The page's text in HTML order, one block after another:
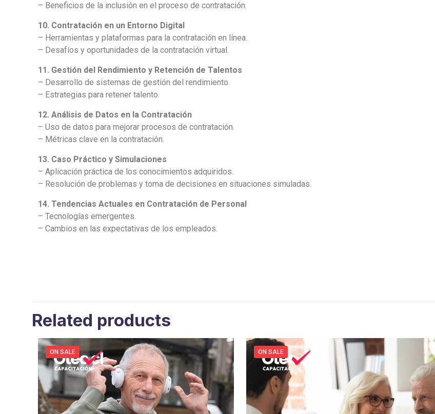
– Beneficios de la inclusión en el proceso de contratación.
10. Contratación en un Entorno Digital
– Herramientas y plataformas para la contratación en línea.
– Desafíos y oportunidades de la contratación virtual.
11. Gestión del Rendimiento y Retención de Talentos
– Desarrollo de sistemas de gestión del rendimiento.
– Estrategias para retener talento.
12. Análisis de Datos en la Contratación
– Uso de datos para mejorar procesos de contratación.
– Métricas clave en la contratación.
13. Caso Práctico y Simulaciones
– Aplicación práctica de los conocimientos adquiridos.
– Resolución de problemas y toma de decisiones en situaciones simuladas.
14. Tendencias Actuales en Contratación de Personal
– Tecnologías emergentes.
– Cambios en las expectativas de los empleados.
Related products
ON SALE ON SALE